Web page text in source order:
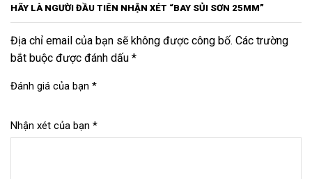
HÃY LÀ NGƯỜI ĐẦU TIÊN NHẬN XÉT “BAY SỦI SƠN 25MM”
Địa chỉ email của bạn sẽ không được công bố. Các trường
bắt buộc được đánh dấu *
Đánh giá của bạn *
Nhận xét của bạn *